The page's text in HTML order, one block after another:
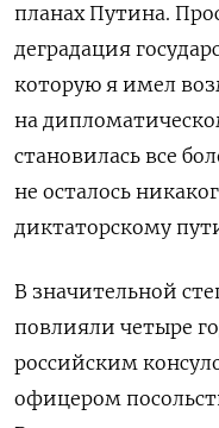
планах Путина.
деградация
которую я имел
на
становилась все
не осталось
диктаторскому
В значительной
повлияли четыре
российским
офицером